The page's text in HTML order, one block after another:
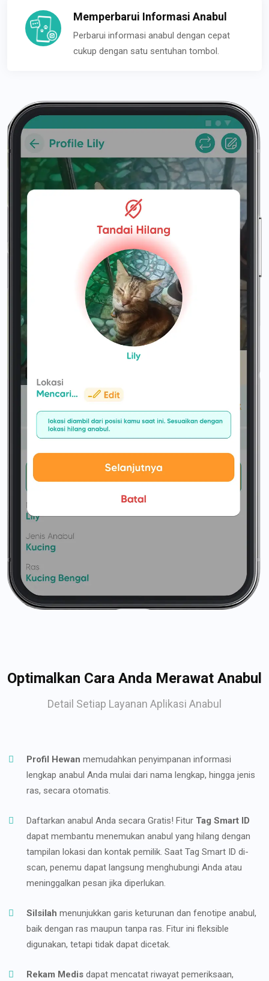
Memperbarui Informasi Anabul
Perbarui informasi anabul dengan cepat
cukup dengan satu sentuhan tombol.
Optimalkan Cara Anda Merawat Anabul
Detail Setiap Layanan Aplikasi Anabul
Profil Hewan memudahkan penyimpanan informasi
lengkap anabul Anda mulai dari nama lengkap, hingga jenis
ras, secara otomatis.
Daftarkan anabul Anda secara Gratis! Fitur Tag Smart ID
dapat membantu menemukan anabul yang hilang dengan
tampilan lokasi dan kontak pemilik. Saat Tag Smart ID di-
scan, penemu dapat langsung menghubungi Anda atau
meninggalkan pesan jika diperlukan.
Silsilah menunjukkan garis keturunan dan fenotipe anabul,
baik dengan ras maupun tanpa ras. Fitur ini fleksible
digunakan, tetapi tidak dapat dicetak.
Rekam Medis dapat mencatat riwayat pemeriksaan,